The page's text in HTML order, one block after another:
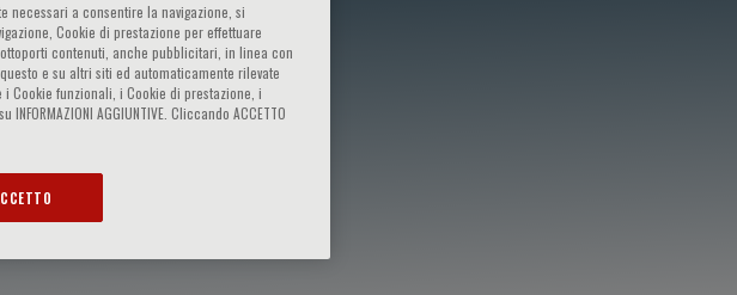
necessari a consentire la navigazione, si
Cookie di prestazione per effettuare
contenuti, anche pubblicitari, in linea con
e su altri siti ed automaticamente rilevate
Cookie funzionali, i Cookie di prestazione, i
AGGIUNTIVE. Cliccando ACCETTO